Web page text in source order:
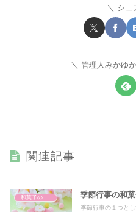
シェ
管理人みかゆ
関連記事
季節行事の和
季節行事の１つと